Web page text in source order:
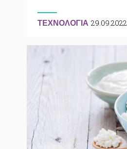
ΤΕΧΝΟΛΟΓΙΑ 29.09.2022